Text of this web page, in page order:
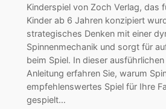
Kinderspiel von Zoch Verlag, das
Kinder ab 6 Jahren konzipiert
strategisches Denken mit einer
Spinnenmechanik und sorgt für
beim Spiel. In dieser
Anleitung erfahren Sie, warum
empfehlenswertes Spiel für Ihre
gespielt…